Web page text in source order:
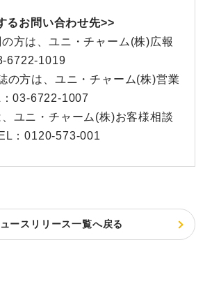
るお問い合わせ先>>
方は、ユニ・チャーム(株)広報
6722-1019
の方は、ユニ・チャーム(株)営業
03-6722-1007
ユニ・チャーム(株)お客様相談
：0120-573-001
ースリリース一覧へ戻る